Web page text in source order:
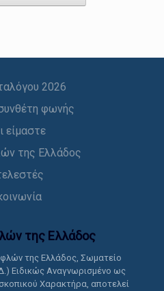
2026
φωνής
είμαστε
της Ελλάδος
της Ελλάδoς
της Ελλάδος, Σωματείο
Ειδικώς Αναγνωρισμένο ως
Χαρακτήρα, αποτελεί